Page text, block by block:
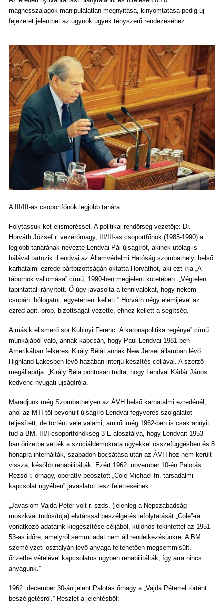
mágnesszalagok manipulálatlan megnyitása, kinyomtatása pedig új
fejezetet jelenthet az ügynök ügyek tényszerű rendezéséhez.
A III/III-as csoportfőnök legjobb tanára
Folytassuk két elismeréssel. A politikai rendőrség vezetője: Dr.
Horváth József r. vezérőrnagy, III/III-as csoportfőnök (1985-1990) a
legjobb tanárának nevezte Lendvai Pál újságírót, akinek utólag is
hálával tartozik. Lendvai az Államvédelmi Hatóság szombathelyi belső
karhatalmi ezrede pártbizottságán oktatta Horváthot, aki ezt írja „A
tábornok vallomása” című, 1990-ben megjelent kötetében: „Végtelen
tapintattal irányított. Ő úgy javasolta a tennivalókat, hogy nekem
csupán bólogatni, egyetérteni kellett.” Horváth négy elemijével az
ezred agit.-prop. bizottságát vezette, ehhez kellett a segítség.
A másik elismerő sor Kubinyi Ferenc „A katonapolitika regénye” című
munkájából való, annak kapcsán, hogy Paul Lendvai 1981-ben
Amerikában felkeresi Király Bélát annak New Jersei államban lévő
Highland Lakesben lévő házában interjú készítés céljával. A szerző
megállapítja: „Király Béla pontosan tudta, hogy Lendvai Kádár János
kedvenc nyugati újságírója.”
Maradjunk még Szombathelyen az ÁVH belső karhatalmi ezredénél,
ahol az MTI-től bevonult újságíró Lendvai fegyveres szolgálatot
teljesített, de történt vele valami, amiről még 1962-ben is csak annyit
tud a BM. III/I csoportfőnökség 3-E alosztálya, hogy Lendvait 1953-
ban őrizetbe vették a szociáldemokrata ügyekkel összefüggésben és 8
hónapra internálták, szabadon bocsátása után az ÁVH-hoz nem került
vissza, később rehabilitálták. Ezért 1962. november 10-én Palotás
Rezső r. őrnagy, operatív beosztott „Cole Michael fn. társadalmi
kapcsolat ügyében” javaslatot tesz feletteseinek:
„Javaslom Vajda Péter volt r. szds. (jelenleg a Népszabadság
moszkvai tudósítója) elvtárssal beszélgetés lefolytatását „Cole”-ra
vonatkozó adataink kiegészítése céljából, különös tekintettel az 1951-
53-as időre, amelyről semmi adat nem áll rendelkezésünkre. A BM.
személyzeti osztályán lévő anyaga feltehetően megsemmisült,
őrizetbe vételével kapcsolatos ügyben rehabilitálták, így arra nincs
anyagunk.”
1962. december 30-án jelent Palotás őrnagy a „Vajda Péterrel történt
beszélgetésről.” Részlet a jelentésből: